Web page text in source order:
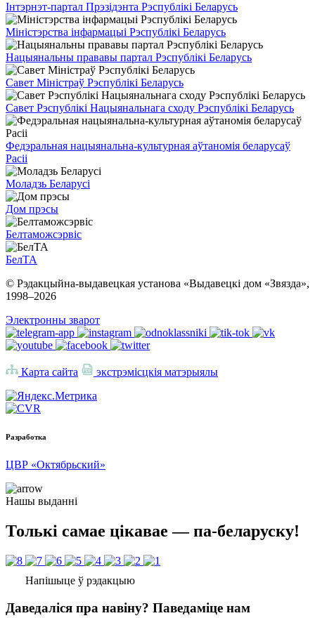
Інтэрнэт-партал Прэзідэнта Рэспублікі Беларусь
Міністэрства інфармацыі Рэспублікі Беларусь
Нацыянальны прававы партал Рэспублікі Беларусь
Савет Міністраў Рэспублікі Беларусь
Савет Рэспублікі Нацыянальнага сходу Рэспублікі Беларусь
Федэральная нацыянальна-культурная аўтаномія беларусаў
Расіі
Моладзь Беларусі
Дом прэсы
Белтаможсэрвіс
БелТА
© Рэдакцыйна-выдавецкая установа «Выдавецкі дом «Звязда»,
1998–2026
Электронны зварот
Карта сайта экстрэмісцкія матэрыялы
Разработка
ЦВР «Октябрьский»
Нашы выданні
Толькі самае цікавае — па-беларуску!
Напішыце ў рэдакцыю
Даведаліся пра навіну? Паведаміце нам